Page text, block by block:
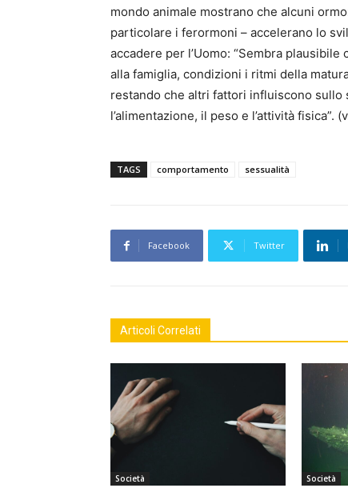
mondo animale mostrano che alcuni
particolare i ferormoni – accelerano lo
accadere per l’Uomo: “Sembra
alla famiglia, condizioni i ritmi della
restando che altri fattori influiscono
l’alimentazione, il peso e l’attività fisica”.
TAGS comportamento sessualità
Facebook Twitter
Articoli Correlati
Società Società